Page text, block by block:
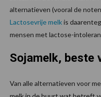
alternatieven (vooral de
Lactosevrije melkis
mensen met lactose-
Sojamelk, beste
Van alle alternatieven voor